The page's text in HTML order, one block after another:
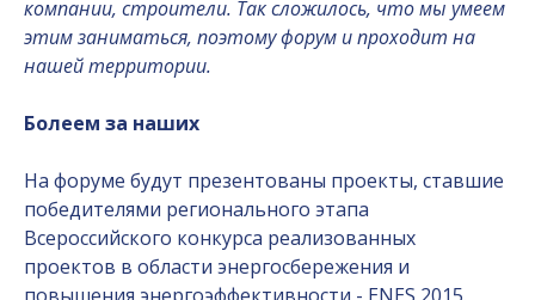
компании, строители. Так сложилось, что мы умеем
этим заниматься, поэтому форум и проходит на
нашей территории.
Болеем за наших
На форуме будут презентованы проекты, ставшие
победителями регионального этапа
Всероссийского конкурса реализованных
проектов в области энергосбережения и